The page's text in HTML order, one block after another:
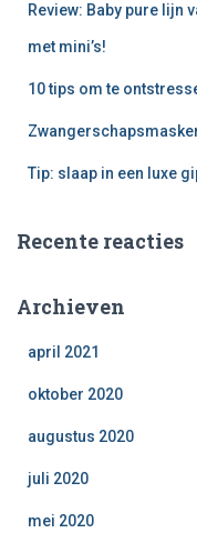
Review: Baby pure lijn
met mini’s!
10 tips om te
Tip: slaap in een luxe
Recente reacties
Archieven
april 2021
oktober 2020
augustus 2020
juli 2020
mei 2020